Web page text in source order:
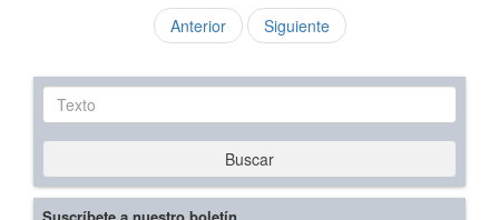
Anterior Siguiente
Texto
Buscar
Suscríbete a nuestro boletín